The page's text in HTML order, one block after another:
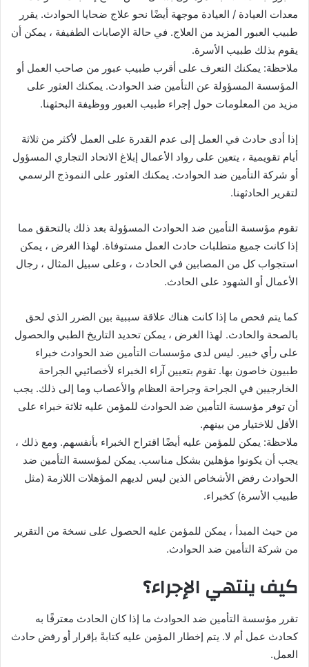
معدات العيادة / العيادة موجهة أيضًا نحو علاج ضحايا الحوادث. يقرر
طبيب العبور المزيد من العلاج. في حالة الإصابات الطفيفة ، يمكن أن
يقوم بذلك طبيب الأسرة.
ملاحظة: يمكنك التعرف على أقرب طبيب عبور من صاحب العمل أو
المؤسسة المسؤولة عن التأمين ضد الحوادث. يمكنك العثور على
مزيد من المعلومات حول إجراء طبيب العبور ووظيفة البحثهنا.
إذا أدى حادث في العمل إلى عدم القدرة على العمل لأكثر من ثلاثة
أيام تقويمية ، يتعين على رواد الأعمال إبلاغ الاتحاد التجاري المسؤول
أو شركة التأمين ضد الحوادث. يمكنك العثور على النموذج الرسمي
لتقرير الحادثهنا.
تقوم مؤسسة التأمين ضد الحوادث المسؤولة بعد ذلك بالتحقق مما
إذا كانت جميع متطلبات حادث العمل مستوفاة. لهذا الغرض ، يمكن
استجواب كل من المصابين في الحادث ، وعلى سبيل المثال ، رجال
الأعمال أو الشهود على الحادث.
كما يتم فحص ما إذا كانت هناك علاقة سببية بين الضرر الذي لحق
بالصحة والحادث. لهذا الغرض ، يمكن تحديد التاريخ الطبي والحصول
على رأي خبير. ليس لدى مؤسسات التأمين ضد الحوادث خبراء
طبيون خاصون بها. تقوم بتعيين آراء الخبراء لأخصائيي الجراحة
الخارجيين في الجراحة وجراحة العظام والأعصاب وما إلى ذلك. يجب
أن توفر مؤسسة التأمين ضد الحوادث للمؤمن عليه ثلاثة خبراء على
الأقل للاختيار من بينهم.
ملاحظة: يمكن للمؤمن عليه أيضًا اقتراح الخبراء بأنفسهم. ومع ذلك ،
يجب أن يكونوا مؤهلين بشكل مناسب. يمكن لمؤسسة التأمين ضد
الحوادث رفض الأشخاص الذين ليس لديهم المؤهلات اللازمة (مثل
طبيب الأسرة) كخبراء.
من حيث المبدأ ، يمكن للمؤمن عليه الحصول على نسخة من التقرير
من شركة التأمين ضد الحوادث.
كيف ينتهي الإجراء؟
تقرر مؤسسة التأمين ضد الحوادث ما إذا كان الحادث معترفًا به
كحادث عمل أم لا. يتم إخطار المؤمن عليه كتابةً بإقرار أو رفض حادث
العمل.